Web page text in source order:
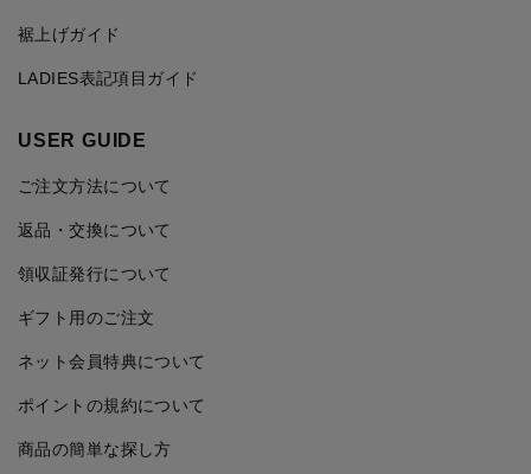
裾上げガイド
LADIES表記項目ガイド
USER GUIDE
ご注文方法について
返品・交換について
領収証発行について
ギフト用のご注文
ネット会員特典について
ポイントの規約について
商品の簡単な探し方